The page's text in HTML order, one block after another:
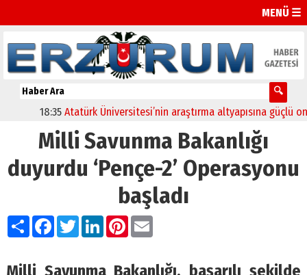
MENÜ ☰
Atatürk Üniversitesi’nin araştırma altyapısına güçlü onay
Milli Savunma Bakanlığı
duyurdu ‘Pençe-2’ Operasyonu
başladı
PaylaşFacebook
TwitterLinkedIn
Pinterest
Email
Milli Savunma Bakanlığı, başarılı şekilde